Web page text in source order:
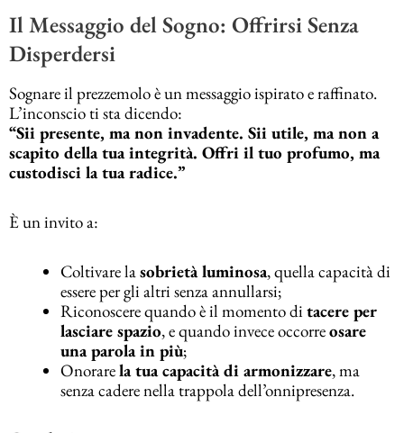
Il Messaggio del Sogno: Offrirsi Senza
Disperdersi
Sognare il prezzemolo è un messaggio ispirato e raffinato.
L’inconscio ti sta dicendo:
“Sii presente, ma non invadente. Sii utile, ma non a
scapito della tua integrità. Offri il tuo profumo, ma
custodisci la tua radice.”
È un invito a:
Coltivare lasobrietà luminosa, quella capacità di
essere per gli altri senza annullarsi;
Riconoscere quando è il momento di tacere per
lasciare spazio, e quando invece occorreosare
una parola in più;
Onorarela tua capacità di armonizzare, ma
senza cadere nella trappola dell’onnipresenza.